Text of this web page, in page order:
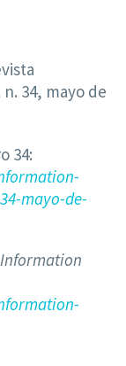
n. 34, mayo de
34:
mayo-de-
Information